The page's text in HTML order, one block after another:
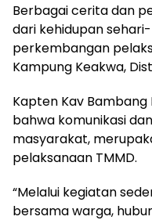
Berbagai cerita dan
dari kehidupan
perkembangan
Kampung Keakwa,
Kapten Kav
bahwa komunikasi
masyarakat,
pelaksanaan TMMD.
“Melalui kegiatan
bersama warga,